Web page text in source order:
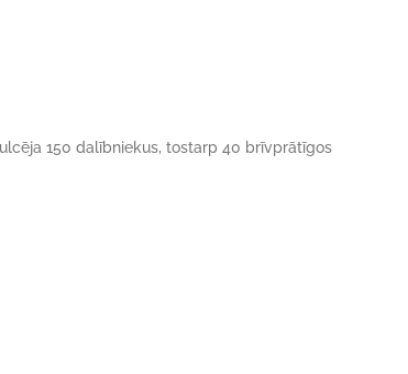
150 dalībniekus, tostarp 40 brīvprātīgos